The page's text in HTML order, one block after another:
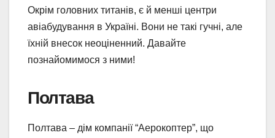
Окрім головних титанів, є й менші центри
авіабудування в Україні. Вони не такі гучні, але
їхній внесок неоціненний. Давайте
познайомимося з ними!
Полтава
Полтава – дім компанії “Аерокоптер”, що